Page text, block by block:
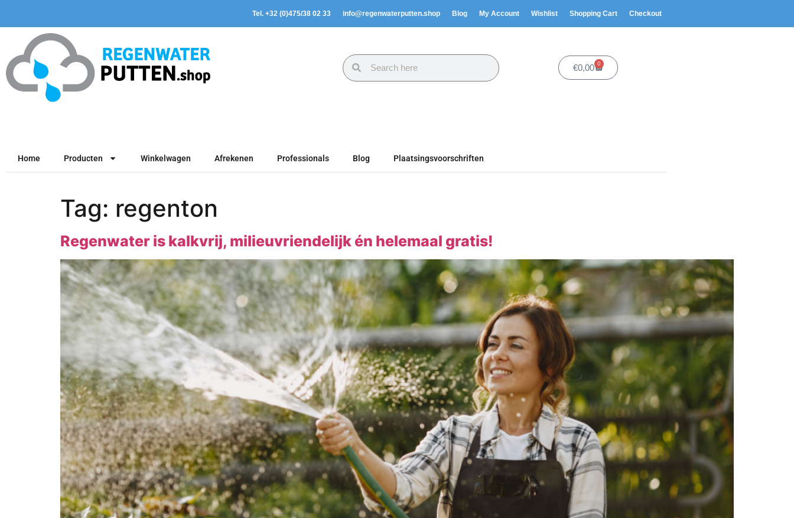
Tel. +32 (0)475/38 02 33 info@regenwaterputten.shop Blog My Account Wishlist Shopping Cart Checkout
€0,00 0
Home Producten Winkelwagen Afrekenen Professionals Blog Plaatsingsvoorschriften
Tag: regenton
Regenwater is kalkvrij, milieuvriendelijk én helemaal gratis!